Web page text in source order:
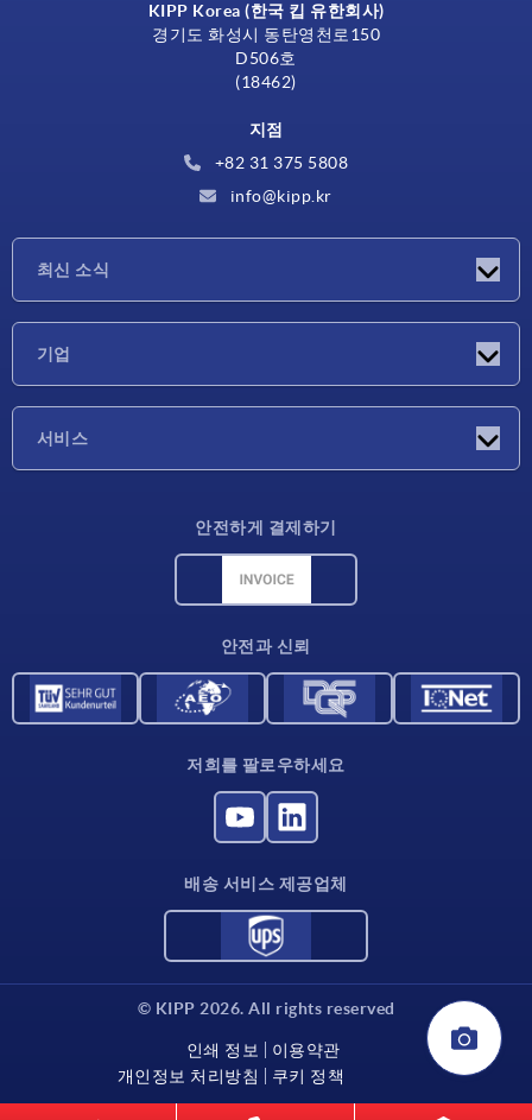
KIPP Korea (한국 킵 유한회사)
경기도 화성시 동탄영천로150
D506호
(18462)
지점
+82 31 375 5808
info@kipp.kr
최신 소식
기업
서비스
안전하게 결제하기
안전과 신뢰
저희를 팔로우하세요
배송 서비스 제공업체
© KIPP 2026. All rights reserved
인쇄 정보
이용약관
개인정보 처리방침
쿠키 정책